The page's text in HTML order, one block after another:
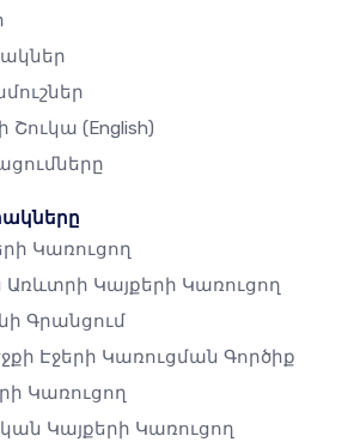
Շուկա (English)
Կառուցող
Առևտրի Կայքերի Կառուցող
Գրանցում
Էջերի Կառուցման Գործիք
Կառուցող
Կայքերի Կառուցող